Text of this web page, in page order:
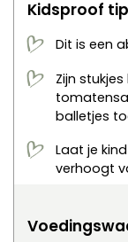
Kidsproof
Dit is een
Zijn
balletjes
Laat je
verhoogt